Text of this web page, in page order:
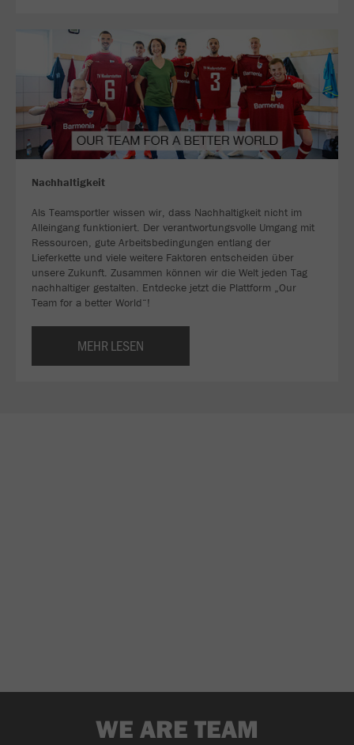
Nachhaltigkeit
Als Teamsportler wissen wir, dass Nachhaltigkeit nicht im
Alleingang funktioniert. Der verantwortungsvolle Umgang mit
Ressourcen, gute Arbeitsbedingungen entlang der
Lieferkette und viele weitere Faktoren entscheiden über
unsere Zukunft. Zusammen können wir die Welt jeden Tag
nachhaltiger gestalten. Entdecke jetzt die Plattform „Our
Team for a better World“!
MEHR LESEN
WE ARE TEAM